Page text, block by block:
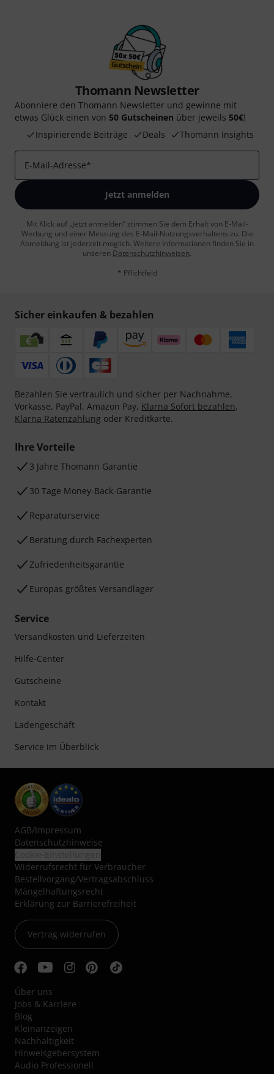
Thomann Newsletter
Abonniere den Thomann Newsletter und gewinne mit
etwas Glück einen von 50 Gutscheinen über jeweils 50€!
Inspirierende Beiträge
Deals Thomann Insights
E-Mail-Adresse*
Jetzt anmelden
Mit Klick auf „Jetzt anmelden“ stimmen Sie dem Erhalt von E-Mail-
Werbung und einer Messung des E-Mail-Nutzungsverhaltens zu. Die
Abmeldung ist jederzeit möglich. Weitere Informationen finden Sie in
unseren Datenschutzhinweisen.
* Pflichtfeld
Sicher einkaufen & bezahlen
Bezahlen Sie vertraulich und sicher per Nachnahme,
Vorkasse, PayPal, Amazon Pay, Klarna Sofort bezahlen,
Klarna Ratenzahlung oder Kreditkarte.
Ihre Vorteile
3 Jahre Thomann Garantie
30 Tage Money-Back-Garantie
Reparaturservice
Beratung durch Fachexperten
Zufriedenheitsgarantie
Europas größtes Versandlager
Service
Versandkosten und Lieferzeiten
Hilfe-Center
Gutscheine
Kontakt
Ladengeschäft
Service im Überblick
AGB/Impressum
Datenschutzhinweise
Widerrufsrecht für Verbraucher
Bestellvorgang/Vertragsabschluss
Mängelhaftungsrecht
Erklärung zur Barrierefreiheit
Vertrag widerrufen
Über uns
Jobs & Karriere
Blog
Kleinanzeigen
Nachhaltigkeit
Hinweisgebersystem
Audio Professionell